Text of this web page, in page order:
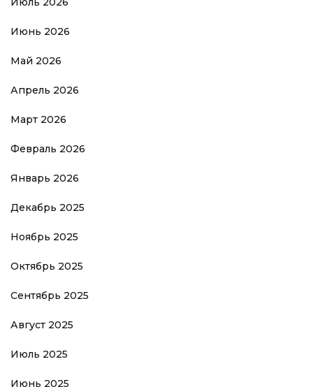
Июнь 2026
Май 2026
Апрель 2026
Март 2026
Февраль 2026
Январь 2026
Декабрь 2025
Ноябрь 2025
Октябрь 2025
Сентябрь 2025
Август 2025
Июль 2025
Июнь 2025